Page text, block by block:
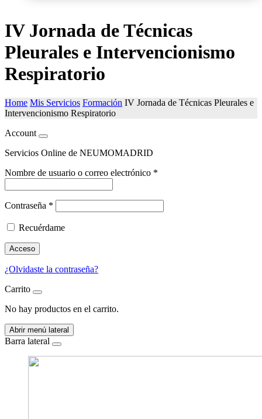
IV Jornada de Técnicas
Pleurales e Intervencionismo
Respiratorio
Home Mis Servicios Formación IV Jornada de Técnicas Pleurales e
Intervencionismo Respiratorio
Account
Servicios Online de NEUMOMADRID
Nombre de usuario o correo electrónico *
Contraseña *
Recuérdame
Acceso
¿Olvidaste la contraseña?
Carrito
No hay productos en el carrito.
Abrir menú lateral
Barra lateral